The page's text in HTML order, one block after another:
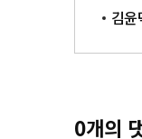
김
0개의